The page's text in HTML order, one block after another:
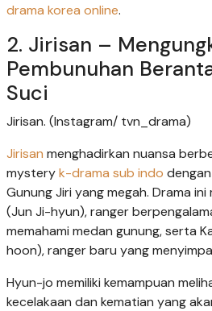
drama korea online.
2. Jirisan –
Pembunuhan
Suci
Jirisan. (Instagram/ tvn_drama)
Jirisan menghadirkan nuansa
mysteryk-drama sub indo
Gunung Jiri yang megah. Drama
(Jun Ji-hyun), ranger
memahami medan gunung, serta
hoon), ranger baru yang
Hyun-jo memiliki kemampuan
kecelakaan dan kematian yang